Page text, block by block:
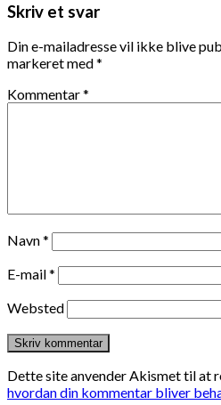
Skriv et svar
Din e-mailadresse vil ikke blive
markeret med*
Kommentar*
Navn*
E-mail*
Websted
Dette site anvender Akismet til at
hvordan din kommentar bliver